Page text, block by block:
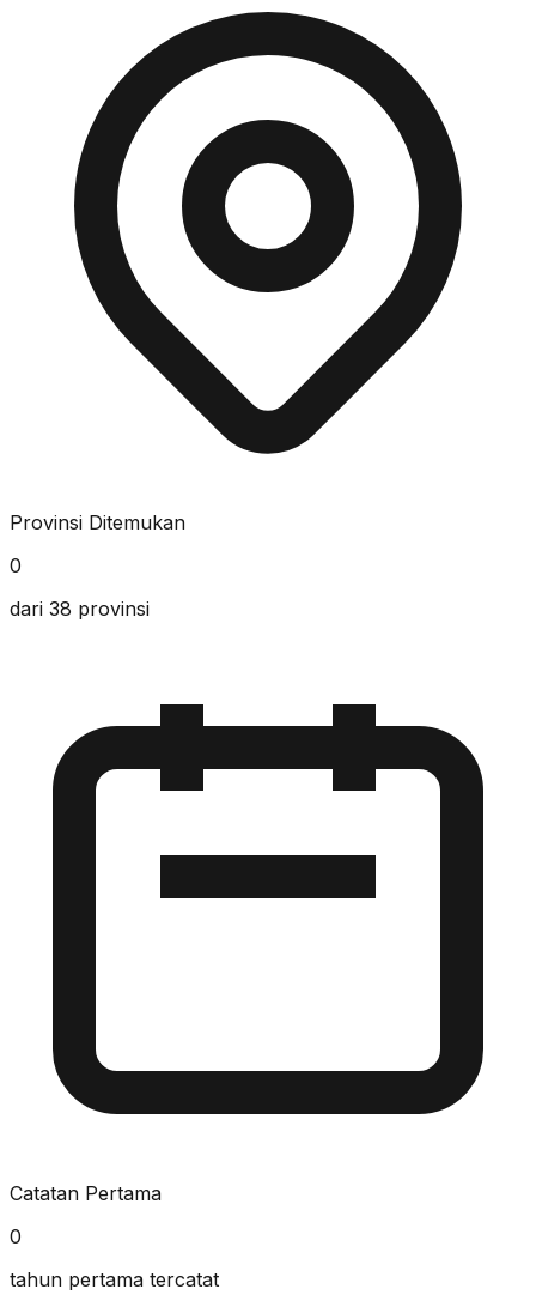
Provinsi Ditemukan
0
dari 38 provinsi
Catatan Pertama
0
tahun pertama tercatat